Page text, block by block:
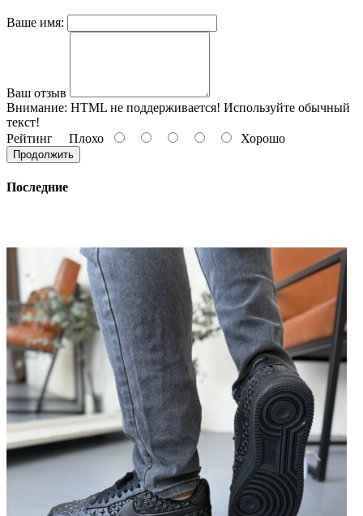
Ваше имя:
Ваш отзыв
Внимание: HTML не поддерживается! Используйте обычный
текст!
Рейтинг Плохо Хорошо
Продолжить
Последние